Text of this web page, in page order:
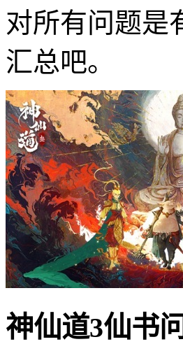
对所有问题是
汇总吧。
神仙道3仙书